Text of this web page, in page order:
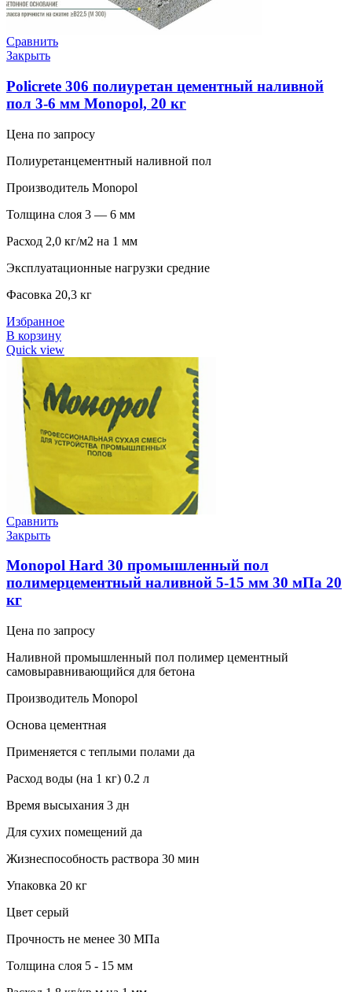
Сравнить
Закрыть
Policrete 306 полиуретан цементный наливной
пол 3-6 мм Monopol, 20 кг
Цена по запросу
Полиуретанцементный наливной пол
Производитель Monopol
Толщина слоя 3 — 6 мм
Расход 2,0 кг/м2 на 1 мм
Эксплуатационные нагрузки средние
Фасовка 20,3 кг
Избранное
В корзину
Quick view
Сравнить
Закрыть
Monopol Hard 30 промышленный пол
полимерцементный наливной 5-15 мм 30 мПа 20
кг
Цена по запросу
Наливной промышленный пол полимер цементный
самовыравнивающийся для бетона
Производитель Monopol
Основа цементная
Применяется с теплыми полами да
Расход воды (на 1 кг) 0.2 л
Время высыхания 3 дн
Для сухих помещений да
Жизнеспособность раствора 30 мин
Упаковка 20 кг
Цвет серый
Прочность не менее 30 МПа
Толщина слоя 5 - 15 мм